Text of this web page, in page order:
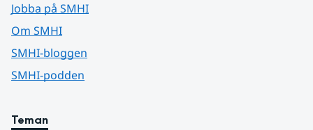
Jobba på SMHI
Om SMHI
SMHI-bloggen
SMHI-podden
Teman